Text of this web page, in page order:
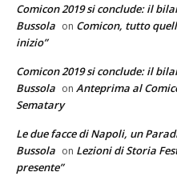
Comicon 2019 si conclude: il
Bussola on Comicon, tutto
inizio”
Comicon 2019 si conclude: il
Bussola on Anteprima al
Sematary
Le due facce di Napoli, un
Bussola on Lezioni di Storia
presente”